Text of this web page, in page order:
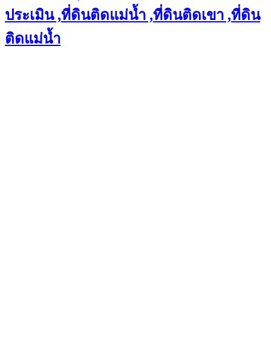
ประเมิน ,ที่ดินติดแม่น้ำ ,ที่ดินติดเขา ,ที่ดิน
ติดแม่น้ำ